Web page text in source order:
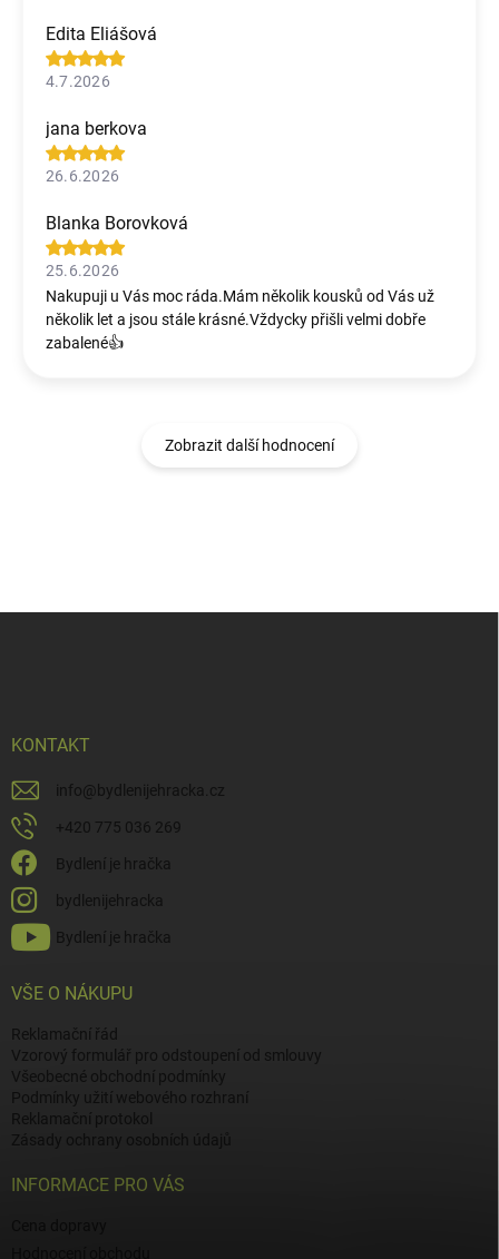
Edita Eliášová
4.7.2026
jana berkova
26.6.2026
Blanka Borovková
25.6.2026
Nakupuji u Vás moc ráda.Mám několik kousků od Vás už
několik let a jsou stále krásné.Vždycky přišli velmi dobře
zabalené👍
Zobrazit další hodnocení
KONTAKT
info@ bydlenijehracka.cz
+420 775 036 269
Bydlení je hračka
bydlenijehracka
Bydlení je hračka
VŠE O NÁKUPU
Reklamační řád
Vzorový formulář pro odstoupení od smlouvy
Všeobecné obchodní podmínky
Podmínky užití webového rozhraní
Reklamační protokol
Zásady ochrany osobních údajů
INFORMACE PRO VÁS